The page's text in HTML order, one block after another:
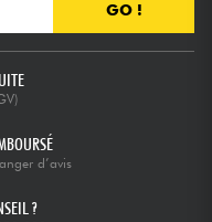
GO !
d’avis
?